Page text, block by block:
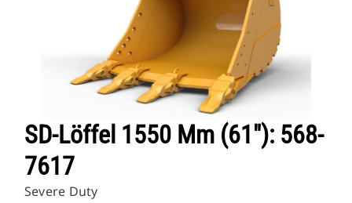
SD-Löffel 1550 Mm (61″): 568-
7617
Severe Duty